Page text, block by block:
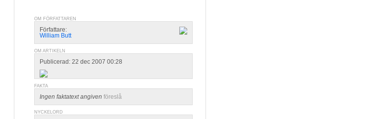
OM FÖRFATTAREN
Författare:
William Butt
OM ARTIKELN
Publicerad: 22 dec 2007 00:28
FAKTA
Ingen faktatext angiven föreslå
NYCKELORD